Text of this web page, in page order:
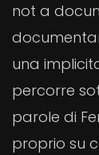
not a
una
percorre
parole di
proprio su